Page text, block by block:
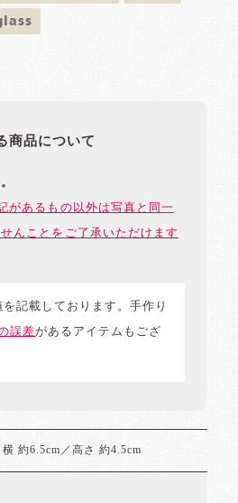
商品について
があるもの以外は写真と同一
んことをご了承いただけます
記載しております。手作り
誤差があるアイテムもござ
約6.5cm／高さ 約4.5cm